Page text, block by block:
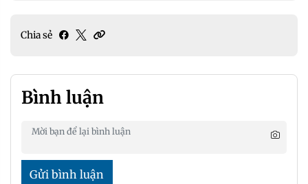
Chia sẻ
Bình luận
Gửi bình luận